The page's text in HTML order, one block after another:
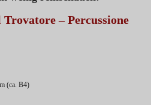
– Percussione
(ca. B4)